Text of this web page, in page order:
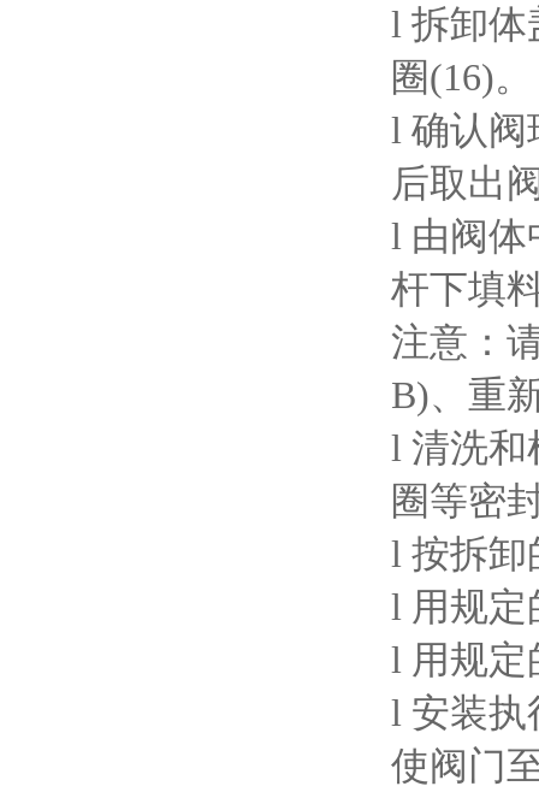
l 拆卸体
圈(16)。
l 确认阀
后取出
l 由阀体
杆下填
注意：
B)、重
l 清洗和
圈等密
l 按拆卸
l 用规定
l 用规定
l 安装执
使阀门